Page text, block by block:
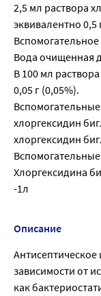
2,5 мл раствора
эквивалентно 0,5
Вода очищенная
В 100 мл
0,05 г (0,05%).
хлоргексидин
хлоргексидин
Хлоргексидина
-1л
Описание
зависимости от
как